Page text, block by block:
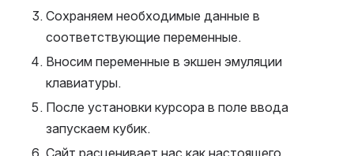
Сохраняем необходимые данные в
соответствующие переменные.
Вносим переменные в экшен эмуляции
клавиатуры.
После установки курсора в поле ввода
запускаем кубик.
Сайт расценивает нас как настоящего